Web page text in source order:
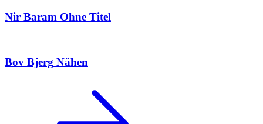
Nir Baram Ohne Titel
Bov Bjerg Nähen